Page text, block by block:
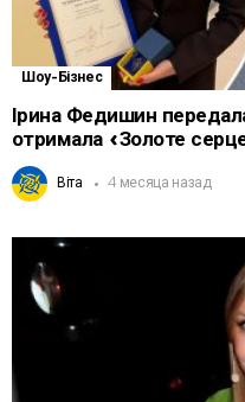
Шоу-Бізнес
Ірина Федишин
отримала «Золоте
Віта 4 месяца назад